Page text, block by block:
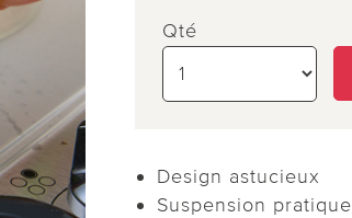
Qté
Design astucieux
Suspension pratique